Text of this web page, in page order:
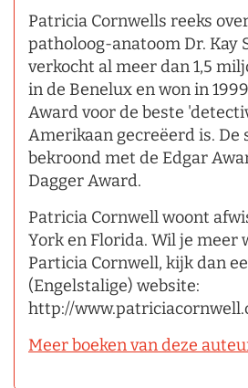
Patricia Cornwells reeks
patholoog-anatoom Dr. Kay
verkocht al meer dan 1,5
in de Benelux en won in
Award voor de beste
Amerikaan gecreëerd is. De
bekroond met de Edgar
Dagger Award.
Patricia Cornwell woont
York en Florida. Wil je meer
Particia Cornwell, kijk dan
(Engelstalige) website:
http://
Meer boeken van deze